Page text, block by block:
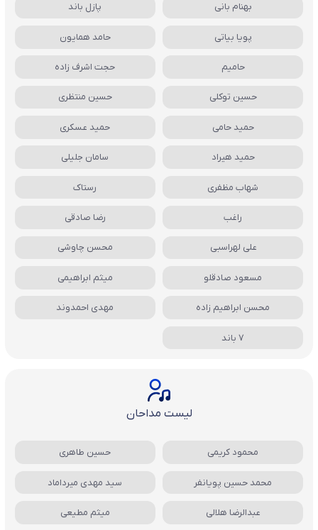
بهنام بانی پازل باند
پویا بیاتی حامد همایون
حامیم حجت اشرف زاده
حسین توکلی حسین منتظری
حمید حامی حمید عسکری
حمید هیراد سامان جلیلی
شهاب مظفری رستاک
راغب رضا صادقی
علی لهراسبی محسن چاوشی
مسعود صادقلو میثم ابراهیمی
محسن ابراهیم زاده مهدی احمدوند
7 باند
لیست مداحان
محمود کریمی حسین طاهری
محمد حسین پویانفر سید مهدی میرداماد
عبدالرضا هلالی میثم مطیعی